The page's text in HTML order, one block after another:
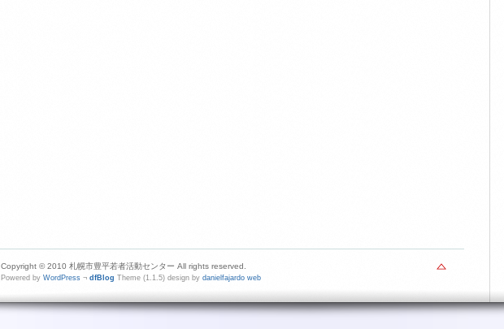
Copyright © 2010 札幌市豊平若者活動センター All rights reserved.
Powered by WordPress ¬ dfBlog Theme (1.1.5) design by danielfajardo web